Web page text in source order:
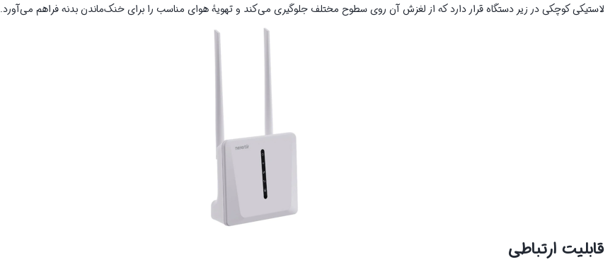
لاستیکی کوچکی در زیر دستگاه قرار دارد که از لغزش آن روی سطوح مختلف جلوگیری می‌کند و تهویهٔ هوای مناسب را برای خنک‌ماندن بدنه فراهم می‌آورد.
قابلیت ارتباطی